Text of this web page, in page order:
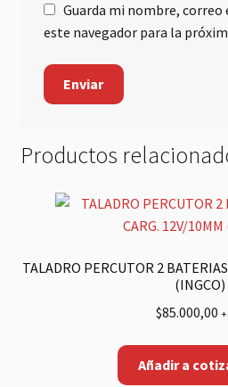
Guarda mi nombre, correo
este navegador para la
Productos
TALADRO PERCUTOR 2
(INGCO)
$85.000,00
Añadir a